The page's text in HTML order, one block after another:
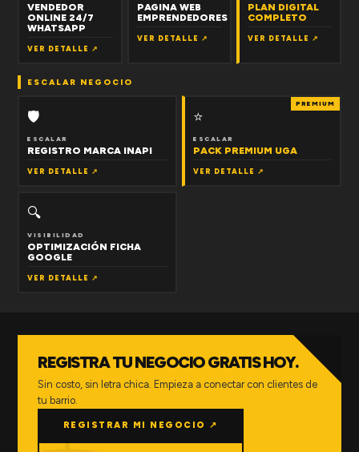
VENDEDOR
ONLINE 24/7
WHATSAPP
VER DETALLE ↗
PAGINA WEB
EMPRENDEDORES
VER DETALLE ↗
PLAN DIGITAL
COMPLETO
VER DETALLE ↗
ESCALAR NEGOCIO
🛡
ESCALAR
REGISTRO MARCA INAPI
VER DETALLE ↗
PREMIUM
⭐
ESCALAR
PACK PREMIUM UGA
VER DETALLE ↗
🔍
VISIBILIDAD
OPTIMIZACIÓN FICHA
GOOGLE
VER DETALLE ↗
REGISTRA TU NEGOCIO GRATIS HOY.
Sin costo, sin letra chica. Empieza a conectar con clientes de
tu barrio.
REGISTRAR MI NEGOCIO ↗